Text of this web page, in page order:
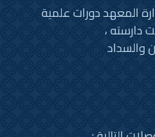
المعهد دورات علمية
،
والسداد